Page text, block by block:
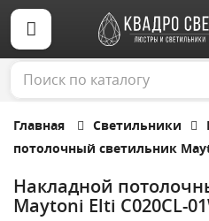
Главная Светильники
потолочный светильник
Накладной
Maytoni Elti C020CL-